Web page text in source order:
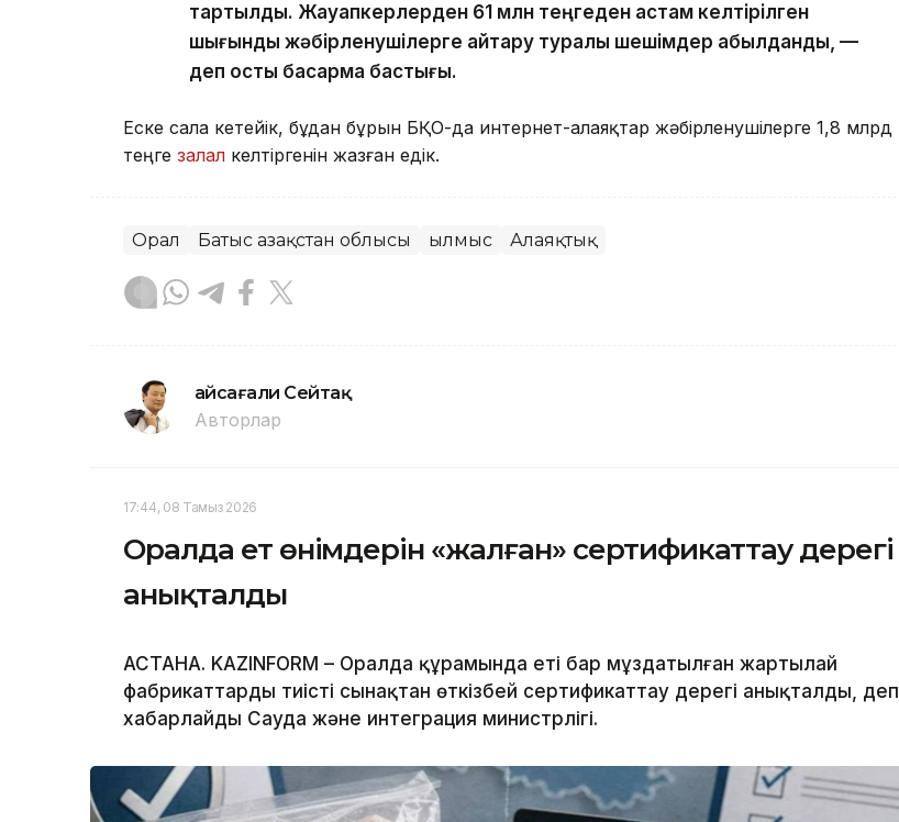
тартылды. Жауапкерлерден 61 млн теңгеден астам келтірілген
шығынды жәбірленушілерге қайтару туралы шешімдер қабылданды, —
деп қосты басқарма бастығы.
Еске сала кетейік, бұдан бұрын БҚО-да интернет-алаяқтар жәбірленушілерге 1,8 млрд
теңге залал келтіргенін жазған едік.
Орал Батыс Қазақстан облысы Қылмыс Алаяқтық
Ғайсағали Сейтақ
Авторлар
17:44, 08 Тамыз 2026
Оралда ет өнімдерін «жалған» сертификаттау дерегі
анықталды
АСТАНА. KAZINFORM – Оралда құрамында еті бар мұздатылған жартылай
фабрикаттарды тиісті сынақтан өткізбей сертификаттау дерегі анықталды, деп
хабарлайды Сауда және интеграция министрлігі.